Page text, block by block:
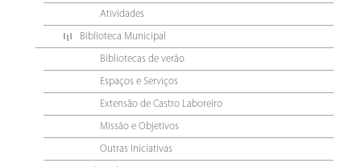
Atividades
Biblioteca Municipal
Bibliotecas de verão
Espaços e Serviços
Extensão de Castro Laboreiro
Missão e Objetivos
Outras Iniciativas